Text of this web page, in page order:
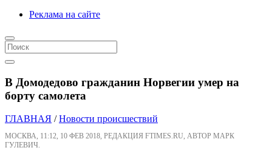
Реклама на сайте
В Домодедово гражданин Норвегии умер на
борту самолета
ГЛАВНАЯ /Новости происшествий
МОСКВА, 11:12, 10 ФЕВ 2018, РЕДАКЦИЯ FTIMES.RU, АВТОР МАРК
ГУЛЕВИЧ.